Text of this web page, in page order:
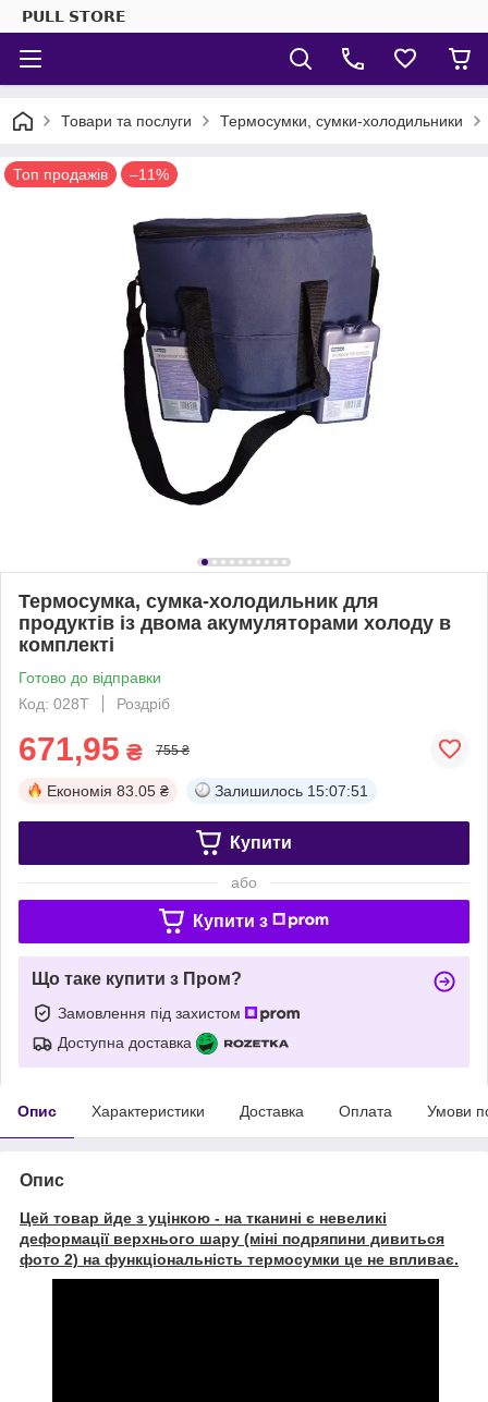
𝗣𝗨𝗟𝗟 𝗦𝗧𝗢𝗥𝗘
Товари та послуги Термосумки, сумки-холодильники
Топ продажів –11%
Термосумка, сумка-холодильник для
продуктів із двома акумуляторами холоду в
комплекті
Готово до відправки
Код: 028T
Роздріб
671,95 ₴ 755 ₴
Економія 83.05 ₴ Залишилось 15:07:51
Купити
або
Купити з
Що таке купити з Пром?
Замовлення під захистом
Доступна доставка
Опис Характеристики Доставка Оплата Умови
Опис
Цей товар йде з уцінкою - на тканині є невеликі
деформації верхнього шару (міні подряпини дивиться
фото 2) на функціональність термосумки це не впливає.